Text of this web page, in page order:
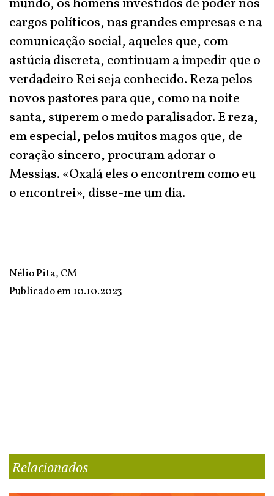
mundo, os homens investidos de poder nos
cargos políticos, nas grandes empresas e na
comunicação social, aqueles que, com
astúcia discreta, continuam a impedir que o
verdadeiro Rei seja conhecido. Reza pelos
novos pastores para que, como na noite
santa, superem o medo paralisador. E reza,
em especial, pelos muitos magos que, de
coração sincero, procuram adorar o
Messias. «Oxalá eles o encontrem como eu
o encontrei», disse-me um dia.
Nélio Pita, CM
Publicado em10.10.2023
Relacionados